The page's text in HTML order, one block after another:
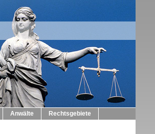
Anwälte Rechtsgebiete